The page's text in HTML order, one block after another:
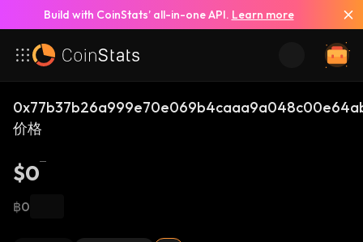
Build with CoinStats’ all-in-one API. Learn more
价格
$0
฿0